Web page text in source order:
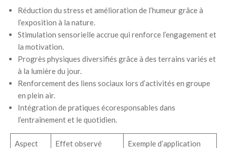
Réduction du stress et amélioration de l’humeur grâce à
l’exposition à la nature.
Stimulation sensorielle accrue qui renforce l’engagement et
la motivation.
Progrès physiques diversifiés grâce à des terrains variés et
à la lumière du jour.
Renforcement des liens sociaux lors d’activités en groupe
en plein air.
Intégration de pratiques écoresponsables dans
l’entraînement et le quotidien.
Aspect Effet observé Exemple d’application